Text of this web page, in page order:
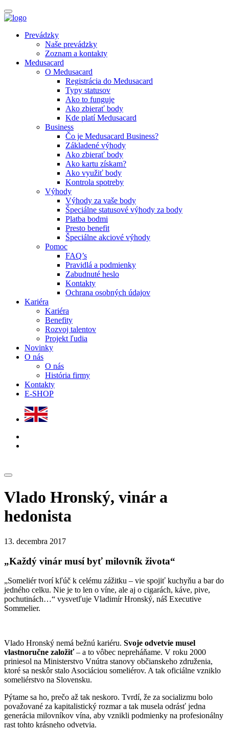
Prevádzky
Naše prevádzky
Zoznam a kontakty
Medusacard
O Medusacard
Registrácia do Medusacard
Typy statusov
Ako to funguje
Ako zbierať body
Kde platí Medusacard
Business
Čo je Medusacard Business?
Základené výhody
Ako zbierať body
Ako kartu získam?
Ako využiť body
Kontrola spotreby
Výhody
Výhody za vaše body
Špeciálne statusové výhody za body
Platba bodmi
Presto benefit
Špeciálne akciové výhody
Pomoc
FAQ’s
Pravidlá a podmienky
Zabudnuté heslo
Kontakty
Ochrana osobných údajov
Kariéra
Kariéra
Benefity
Rozvoj talentov
Projekt ľudia
Novinky
O nás
O nás
História firmy
Kontakty
E-SHOP
Vlado Hronský, vinár a
hedonista
13. decembra 2017
„Každý vinár musí byť milovník života“
„Someliér tvorí kľúč k celému zážitku – vie spojiť kuchyňu a bar do
jedného celku. Nie je to len o víne, ale aj o cigarách, káve, pive,
pochutinách…“ vysvetľuje Vladimír Hronský, náš Executive
Sommelier.
Vlado Hronský nemá bežnú kariéru. Svoje odvetvie musel
vlastnoručne založiť– a to vôbec nepreháňame. V roku 2000
priniesol na Ministerstvo Vnútra stanovy občianskeho združenia,
ktoré sa neskôr stalo Asociáciou someliérov. A tak oficiálne vzniklo
someliérstvo na Slovensku.
Pýtame sa ho, prečo až tak neskoro. Tvrdí, že za socializmu bolo
považované za kapitalistický rozmar a tak musela odrásť jedna
generácia milovníkov vína, aby vznikli podmienky na profesionálny
rast tohto krásneho odvetvia.